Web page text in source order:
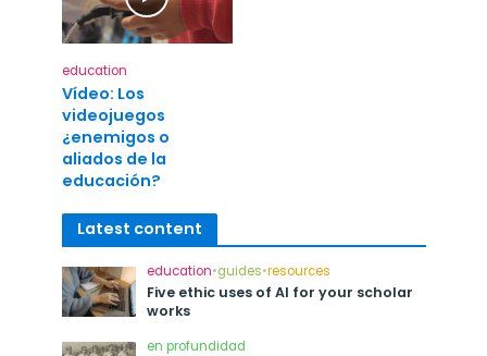
education
Vídeo: Los
videojuegos
¿enemigos o
aliados de la
educación?
Latest content
education•guides•resources
Five ethic uses of AI for your scholar
works
en profundidad